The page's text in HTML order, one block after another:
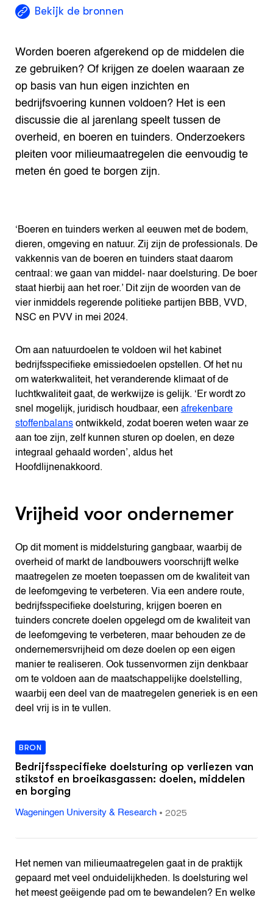
Bekijk de bronnen
Worden boeren afgerekend op de middelen die
ze gebruiken? Of krijgen ze doelen waaraan ze
op basis van hun eigen inzichten en
bedrijfsvoering kunnen voldoen? Het is een
discussie die al jarenlang speelt tussen de
overheid, en boeren en tuinders. Onderzoekers
pleiten voor milieumaatregelen die eenvoudig te
meten én goed te borgen zijn.
‘Boeren en tuinders werken al eeuwen met de bodem,
dieren, omgeving en natuur. Zij zijn de professionals. De
vakkennis van de boeren en tuinders staat daarom
centraal: we gaan van middel- naar doelsturing. De boer
staat hierbij aan het roer.’ Dit zijn de woorden van de
vier inmiddels regerende politieke partijen BBB, VVD,
NSC en PVV in mei 2024.
Om aan natuurdoelen te voldoen wil het kabinet
bedrijfsspecifieke emissiedoelen opstellen. Of het nu
om waterkwaliteit, het veranderende klimaat of de
luchtkwaliteit gaat, de werkwijze is gelijk. ‘Er wordt zo
snel mogelijk, juridisch houdbaar, een afrekenbare
stoffenbalansontwikkeld, zodat boeren weten waar ze
aan toe zijn, zelf kunnen sturen op doelen, en deze
integraal gehaald worden’, aldus het
Hoofdlijnenakkoord.
Vrijheid voor ondernemer
Op dit moment is middelsturing gangbaar, waarbij de
overheid of markt de landbouwers voorschrijft welke
maatregelen ze moeten toepassen om de kwaliteit van
de leefomgeving te verbeteren. Via een andere route,
bedrijfsspecifieke doelsturing, krijgen boeren en
tuinders concrete doelen opgelegd om de kwaliteit van
de leefomgeving te verbeteren, maar behouden ze de
ondernemersvrijheid om deze doelen op een eigen
manier te realiseren. Ook tussenvormen zijn denkbaar
om te voldoen aan de maatschappelijke doelstelling,
waarbij een deel van de maatregelen generiek is en een
deel vrij is in te vullen.
BRON
Bedrijfsspecifieke doelsturing op verliezen van
stikstof en broeikasgassen: doelen, middelen
en borging
Wageningen University & Research• 2025
Het nemen van milieumaatregelen gaat in de praktijk
gepaard met veel onduidelijkheden. Is doelsturing wel
het meest geëigende pad om te bewandelen? En welke